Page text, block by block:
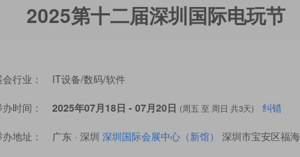
2025第十二届深圳国际电玩节
行业： IT设备/数码/软件
时间： 2025年07月18日 - 07月20日 (周五 至 周日 共3天) 纠错
地址： 广东 · 深圳 深圳国际会展中心（新馆） 深圳市宝安区福